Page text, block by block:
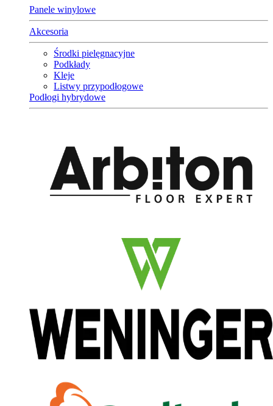
Panele winylowe
Akcesoria
Środki pielęgnacyjne
Podkłady
Kleje
Listwy przypodłogowe
Podłogi hybrydowe